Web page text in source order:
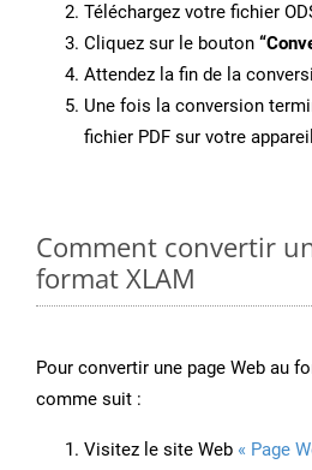
Téléchargez votre fichier
Cliquez sur le bouton
Attendez la fin de la
Une fois la conversion
fichier PDF sur votre
Comment convertir
format XLAM
Pour convertir une page Web au
comme suit :
Visitez le site Web « Page